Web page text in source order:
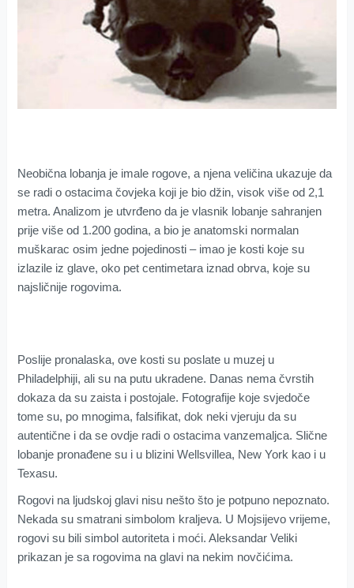
Neobična lobanja je imale rogove, a njena veličina ukazuje da
se radi o ostacima čovjeka koji je bio džin, visok više od 2,1
metra. Analizom je utvrđeno da je vlasnik lobanje sahranjen
prije više od 1.200 godina, a bio je anatomski normalan
muškarac osim jedne pojedinosti – imao je kosti koje su
izlazile iz glave, oko pet centimetara iznad obrva, koje su
najsličnije rogovima.
Poslije pronalaska, ove kosti su poslate u muzej u
Philadelphiji, ali su na putu ukradene. Danas nema čvrstih
dokaza da su zaista i postojale. Fotografije koje svjedoče
tome su, po mnogima, falsifikat, dok neki vjeruju da su
autentične i da se ovdje radi o ostacima vanzemaljca. Slične
lobanje pronađene su i u blizini Wellsvillea, New York kao i u
Texasu.
Rogovi na ljudskoj glavi nisu nešto što je potpuno nepoznato.
Nekada su smatrani simbolom kraljeva. U Mojsijevo vrijeme,
rogovi su bili simbol autoriteta i moći. Aleksandar Veliki
prikazan je sa rogovima na glavi na nekim novčićima.